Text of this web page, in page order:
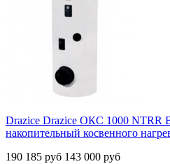
Drazice Drazice ОКС 1000 NTRR
накопительный косвенного
190 185 руб 143 000 руб